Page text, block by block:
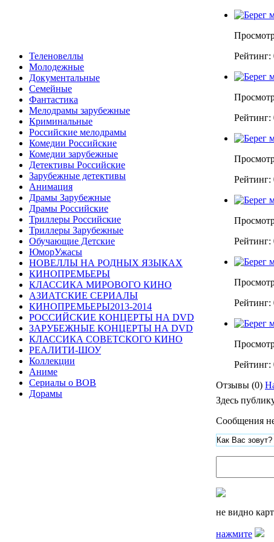
Теленовеллы
Молодежные
Документальные
Семейные
Фантастика
Мелодрамы зарубежные
Криминальные
Российские мелодрамы
Комедии Российские
Комедии зарубежные
Детективы Российские
Зарубежные детективы
Анимация
Драмы Зарубежные
Драмы Российские
Триллеры Российские
Триллеры Зарубежные
Обучающие Детские
ЮморУжасы
НОВЕЛЛЫ НА РОДНЫХ ЯЗЫКАХ
КИНОПРЕМЬЕРЫ
КЛАССИКА МИРОВОГО КИНО
АЗИАТСКИЕ СЕРИАЛЫ
КИНОПРЕМЬЕРЫ2013-2014
РОССИЙСКИЕ КОНЦЕРТЫ НА DVD
ЗАРУБЕЖНЫЕ КОНЦЕРТЫ НА DVD
КЛАССИКА СОВЕТСКОГО КИНО
РЕАЛИТИ-ШОУ
Коллекции
Аниме
Сериалы о ВОВ
Дорамы
Рейтинг:
Рейтинг:
Рейтинг:
Рейтинг:
Рейтинг:
Рейтинг:
Отзывы (0)
Здесь
Сообщения
не видно
нажмите